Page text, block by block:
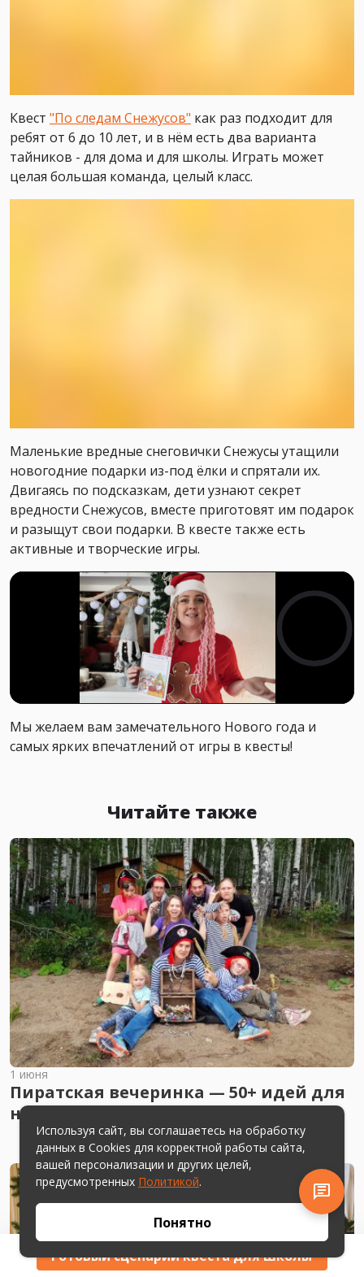
Квест "По следам Снежусов" как раз подходит для
ребят от 6 до 10 лет, и в нём есть два варианта
тайников - для дома и для школы. Играть может
целая большая команда, целый класс.
Маленькие вредные снеговички Снежусы утащили
новогодние подарки из-под ёлки и спрятали их.
Двигаясь по подсказкам, дети узнают секрет
вредности Снежусов, вместе приготовят им подарок
и разыщут свои подарки. В квесте также есть
активные и творческие игры.
Мы желаем вам замечательного Нового года и
самых ярких впечатлений от игры в квесты!
Читайте также
1 июня
Пиратская вечеринка — 50+ идей для
незабываемого праздника
Используя сайт, вы соглашаетесь на обработку
данных в Cookies для корректной работы сайта,
вашей персонализации и других целей,
предусмотренных Политикой.
Понятно
Готовый сценарий квеста для школы